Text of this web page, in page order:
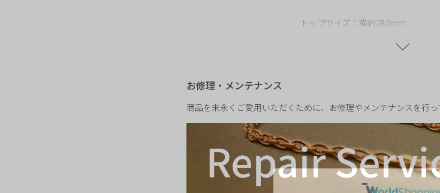
さらに、突如現れた“カンザスから来た少女”によって、オズの国
世界に暗雲が立ち込める中、ふたりの魔女はもう一度、かけが
2026年3月6日（金）ロードショー
▼映画「ウィキッド永遠の約束」公式サイトはこちら
トップサイズ：横約28.0mm
お修理・メンテナンス
商品を末永くご愛用いただくために、お修理やメンテナンスを行